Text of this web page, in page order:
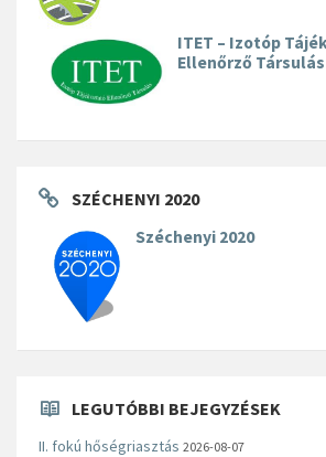
ITET – Izotóp
Ellenőrző Társulás
SZÉCHENYI 2020
Széchenyi 2020
LEGUTÓBBI BEJEGYZÉSEK
II. fokú hőségriasztás 2026-08-07